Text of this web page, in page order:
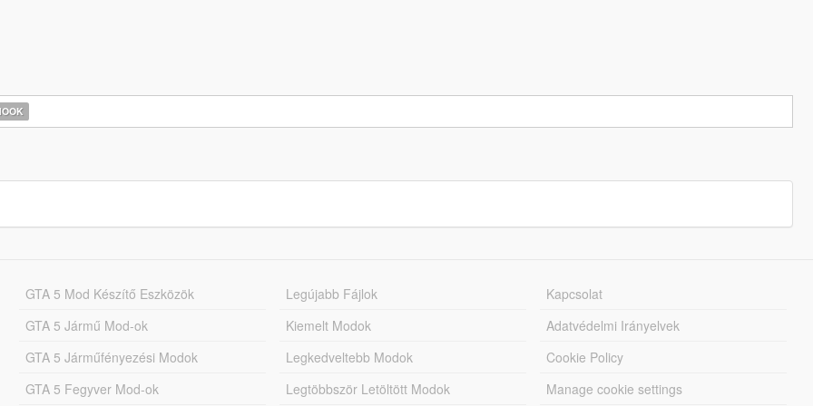
GTA 5 Mod Készítő Eszközök
GTA 5 Jármű Mod-ok
GTA 5 Járműfényezési Modok
GTA 5 Fegyver Mod-ok
Legújabb Fájlok
Kiemelt Modok
Legkedveltebb Modok
Legtöbbször Letöltött Modok
Kapcsolat
Adatvédelmi Irányelvek
Cookie Policy
Manage cookie settings